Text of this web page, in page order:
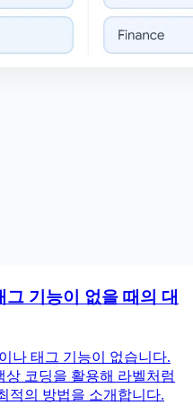
그 기능이 없을 때의 대
나 태그 기능이 없습니다.
코딩을 활용해 라벨처럼
적의 방법을 소개합니다.